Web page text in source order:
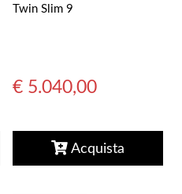
Twin Slim 9
€ 5.040,00
Acquista